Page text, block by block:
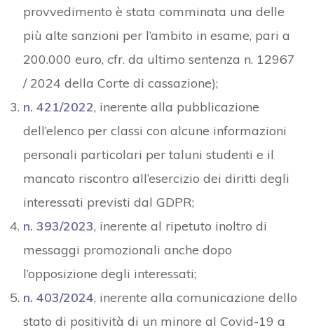
provvedimento è stata comminata una delle
più alte sanzioni per l’ambito in esame, pari a
200.000 euro, cfr. da ultimo sentenza n. 12967
/ 2024 della Corte di cassazione);
n. 421/2022, inerente alla pubblicazione
dell’elenco per classi con alcune informazioni
personali particolari per taluni studenti e il
mancato riscontro all’esercizio dei diritti degli
interessati previsti dal GDPR;
n. 393/2023, inerente al ripetuto inoltro di
messaggi promozionali anche dopo
l’opposizione degli interessati;
n. 403/2024, inerente alla comunicazione dello
stato di positività di un minore al Covid-19 a